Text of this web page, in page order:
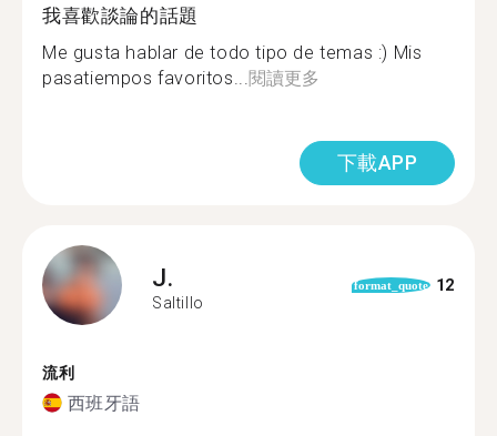
我喜歡談論的話題
Me gusta hablar de todo tipo de temas :) Mis
pasatiempos favoritos...閱讀更多
下載APP
J.
Saltillo
format_quote 12
流利
西班牙語